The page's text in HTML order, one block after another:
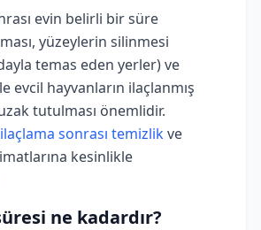
evin belirli bir süre
yüzeylerin silinmesi
temas eden yerler) ve
evcil hayvanların ilaçlanmış
tutulması önemlidir.
ilaçlama sonrası temizlikve
kesinlikle
ne kadardır?